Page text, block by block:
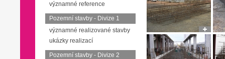
významné reference
Pozemní stavby - Divize 1
významné realizované stavby
ukázky realizací
Pozemní stavby - Divize 2